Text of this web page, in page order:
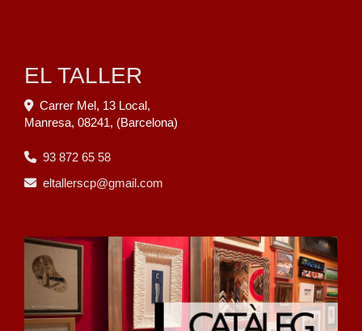
EL TALLER
Carrer Mel, 13 Local,
Manresa, 08241, (Barcelona)
93 872 65 58
eltallerscp
gmail.com